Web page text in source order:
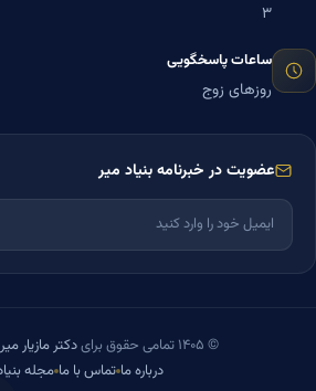
۳
ساعات پاسخگویی
روزهای زوج
عضویت در خبرنامه بنیاد میر
© ۱۴۰۵ تمامی حقوق برای دکتر مازیار میر
درباره ما تماس با مامجله